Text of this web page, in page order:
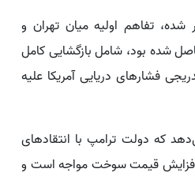
تفاهم اولیه میان تهران و
شده بود، شامل بازگشایی کامل
فشارهای دریایی آمریکا علیه
که دولت ترامپ با انتقادهای
و افزایش قیمت سوخت مواجه است و